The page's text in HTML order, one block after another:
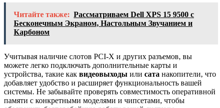
Читайте также: Рассматриваем Dell XPS 15 9500 с
Бесконечным Экраном, Настольным Звучанием и
Карбоном
Учитывая наличие слотов PCI-X и других разъемов, вы
можете легко подключать дополнительные карты и
устройства, такие как видеовыходы или сата накопители, что
добавляет удобство и расширяет функциональность вашей
системы. Не забывайте проверять совместимость оперативной
памяти с конкретными моделями и чипсетами, чтобы